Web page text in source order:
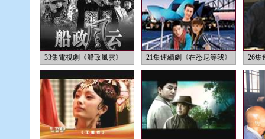
33集電視劇《船政風雲》 21集連續劇《在悉尼等我》 26集